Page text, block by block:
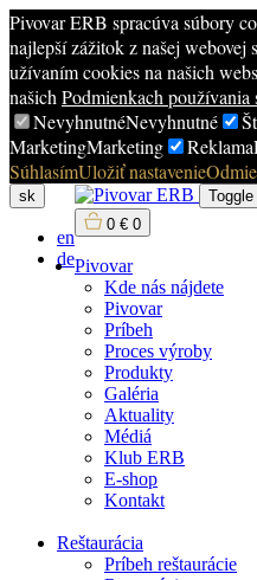
Pivovar ERB spracúva súbory
najlepší zážitok z našej webovej
užívaním cookies na našich
našich Podmienkach používania
NevyhnutnéNevyhnutné
MarketingMarketing Reklama
SúhlasímUložiť nastavenie
sk
en
de
0 € 0
Pivovar
Kde nás nájdete
Pivovar
Príbeh
Proces výroby
Produkty
Galéria
Aktuality
Médiá
Klub ERB
E-shop
Kontakt
Reštaurácia
Príbeh reštaurácie